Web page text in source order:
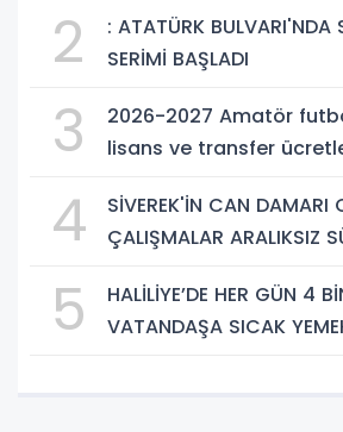
2
: ATATÜRK BULVARI'NDA
SERİMİ BAŞLADI
3
2026-2027 Amatör futbol spor
lisans ve transfer
4
SİVEREK'İN CAN DAMARI
ÇALIŞMALAR ARALIKSIZ
5
HALİLİYE’DE HER GÜN 4
VATANDAŞA SICAK